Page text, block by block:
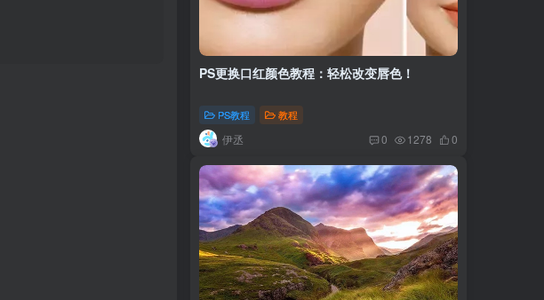
PS更换口红颜色教程：轻松改变唇色！
PS教程 教程
伊丞 0 1278 0